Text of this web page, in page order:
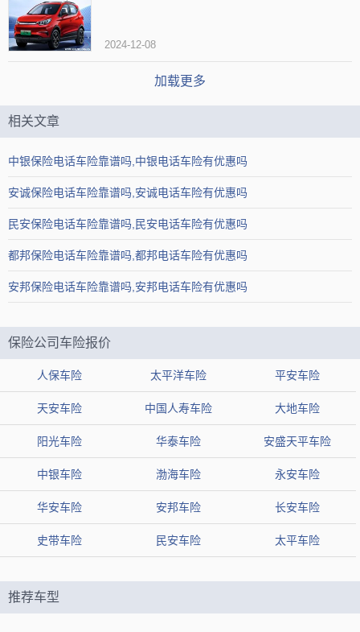
2024-12-08
加载更多
相关文章
中银保险电话车险靠谱吗,中银电话车险有优惠吗
安诚保险电话车险靠谱吗,安诚电话车险有优惠吗
民安保险电话车险靠谱吗,民安电话车险有优惠吗
都邦保险电话车险靠谱吗,都邦电话车险有优惠吗
安邦保险电话车险靠谱吗,安邦电话车险有优惠吗
保险公司车险报价
人保车险 太平洋车险 平安车险
天安车险 中国人寿车险 大地车险
阳光车险 华泰车险 安盛天平车险
中银车险 渤海车险 永安车险
华安车险 安邦车险 长安车险
史带车险 民安车险 太平车险
推荐车型